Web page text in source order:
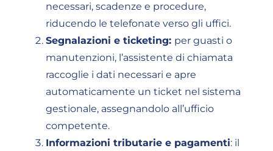
necessari, scadenze e procedure,
riducendo le telefonate verso gli uffici.
Segnalazioni e ticketing: per guasti o
manutenzioni, l’assistente di chiamata
raccoglie i dati necessari e apre
automaticamente un ticket nel sistema
gestionale, assegnandolo all’ufficio
competente.
Informazioni tributarie e pagamenti: il